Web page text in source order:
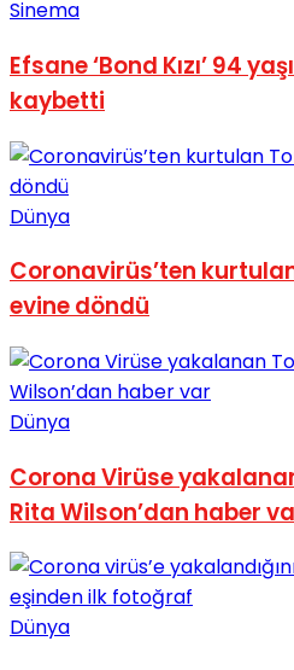
View All Result
Sinema
Efsane ‘Bond Kızı’ 94
kaybetti
Dünya
Coronavirüs’ten
evine döndü
Dünya
Corona Virüse
Rita Wilson’dan haber
Dünya